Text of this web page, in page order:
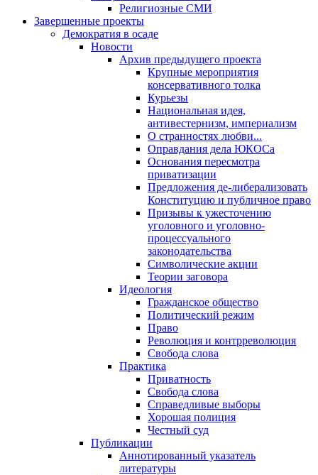
Религиозные СМИ
Завершенные проекты
Демократия в осаде
Новости
Архив предыдущего проекта
Крупные мероприятия
консервативного толка
Курьезы
Национальная идея,
антивестернизм, империализм
О странностях любви...
Оправдания дела ЮКОСа
Основания пересмотра
приватизации
Предложения де-либерализовать
Конституцию и публичное право
Призывы к ужесточению
уголовного и уголовно-
процессуального
законодательства
Символические акции
Теории заговора
Идеология
Гражданское общество
Политический режим
Право
Революция и контрреволюция
Свобода слова
Практика
Приватность
Свобода слова
Справедливые выборы
Хорошая полиция
Честный суд
Публикации
Аннотированный указатель
литературы